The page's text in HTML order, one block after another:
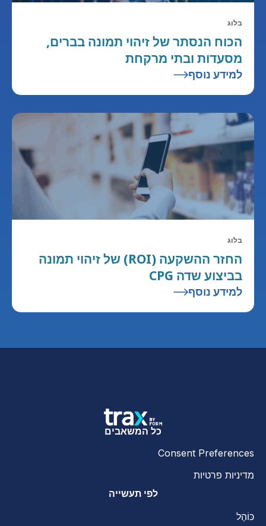
בלוג
הכוח הנסתר של זיהוי תמונה בברים,
מסעדות ובתי מרקחת
למידע נוסף
בלוג
החזר ההשקעה (ROI) של זיהוי תמונה
בביצוע שדה CPG
למידע נוסף
כל המשאבים
Consent Preferences
מדיניות פרטיות
לפי תעשייה
כּוֹהֶל